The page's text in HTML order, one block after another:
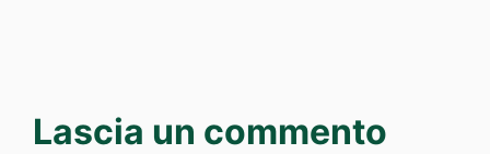
Lascia un commento